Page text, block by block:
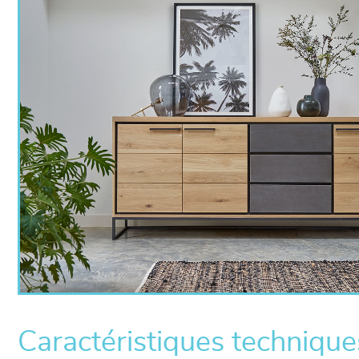
Caractéristiques